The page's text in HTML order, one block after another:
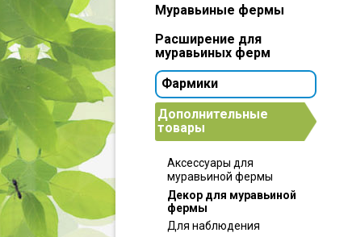
Муравьиные фермы
Расширение для
муравьиных ферм
Фармики
Дополнительные
товары
Аксессуары для
муравьиной фермы
Декор для муравьиной
фермы
Для наблюдения